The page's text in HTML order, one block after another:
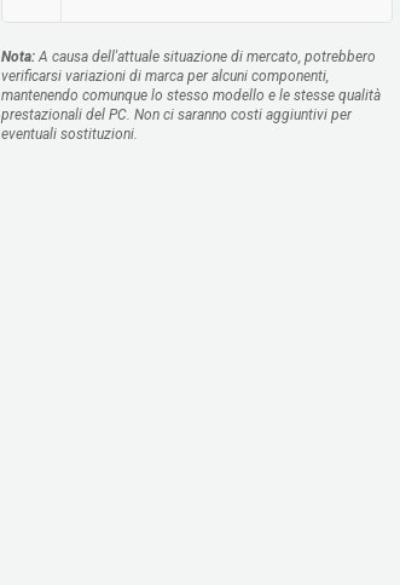
Nota:A causa dell'attuale situazione di mercato, potrebbero
verificarsi variazioni di marca per alcuni componenti,
mantenendo comunque lo stesso modello e le stesse qualità
prestazionali del PC. Non ci saranno costi aggiuntivi per
eventuali sostituzioni.